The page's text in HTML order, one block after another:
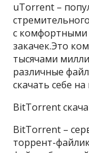
uTorrent –
с комфортными
закачек.Это
тысячами
различные
скачать себе
BitTorrent
BitTorrent –
торрент-